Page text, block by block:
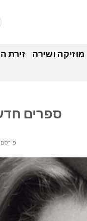
מוזיקה ושירה זירת
ספרים